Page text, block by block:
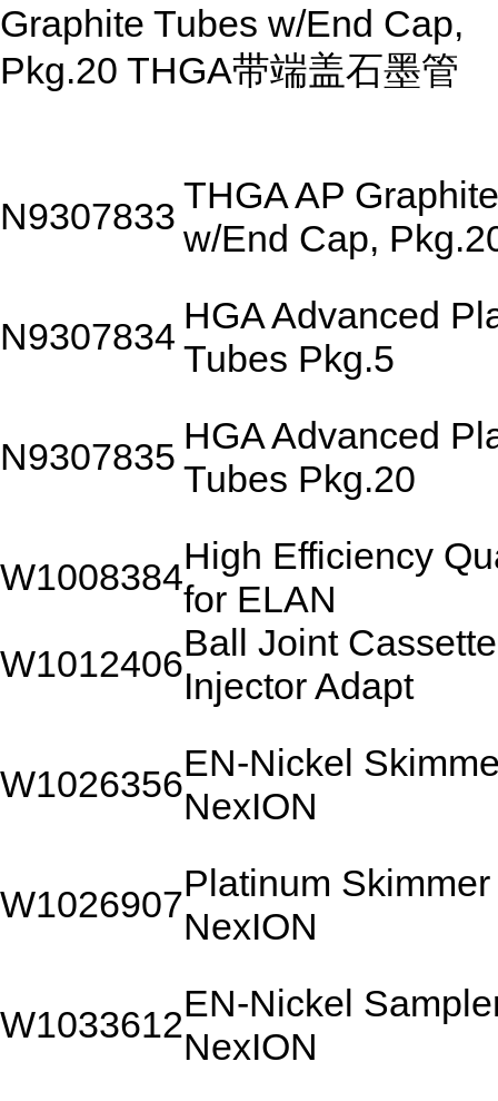
Graphite Tubes w/End Cap,
Pkg.20 THGA带端盖石墨管
N9307833 THGA AP
w/End Cap,
N9307834 HGA Advanced
Tubes Pkg.5
N9307835 HGA Advanced
Tubes Pkg.20
W1008384High Efficiency
for ELAN
W1012406Ball Joint
Injector Adapt
W1026356EN-Nickel
NexION
W1026907Platinum
NexION
W1033612EN-Nickel
NexION